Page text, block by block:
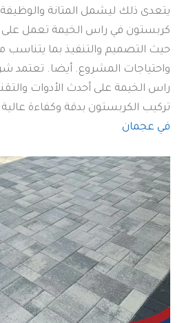
يتعدى ذلك ليشمل المتانة
كربستون في راس الخيمة تعمل على
حيث التصميم والتنفيذ بما
واحتياجات المشروع. أيضا. تعتمد
راس الخيمة على أحدث الأدوات
تركيب الكربستون بدقة وكفاءة عالية.
في عجمان